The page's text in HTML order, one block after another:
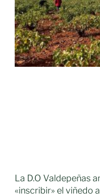
La D.O Valdepeñas
«inscribir» el viñedo